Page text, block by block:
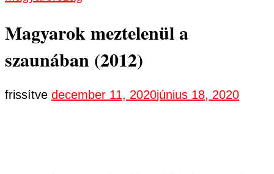
Magyarok meztelenül a
szaunában (2012)
frissítve december 11, 2020június 18, 2020